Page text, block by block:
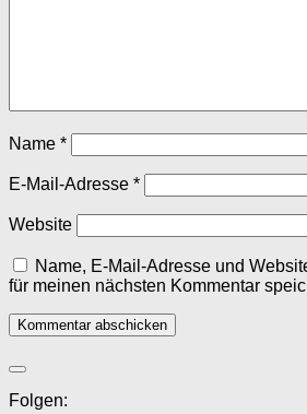
Name *
E-Mail-Adresse *
Website
Name, E-Mail-Adresse und
für meinen nächsten Kommentar
Folgen: